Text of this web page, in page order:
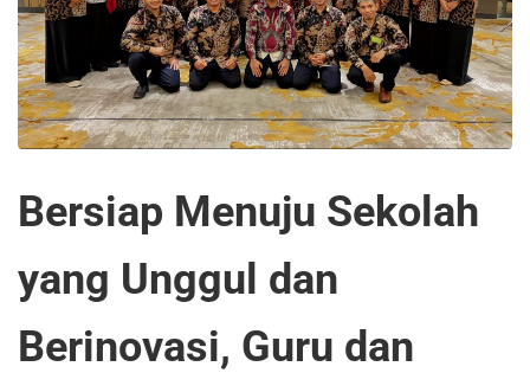
Bersiap Menuju Sekolah
yang Unggul dan
Berinovasi, Guru dan